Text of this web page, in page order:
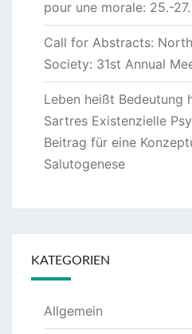
pour une morale: 25.-
Call for Abstracts:
Society: 31st Annual
Leben heißt Bedeutung
Sartres Existenzielle
Beitrag für eine
Salutogenese
KATEGORIEN
Allgemein